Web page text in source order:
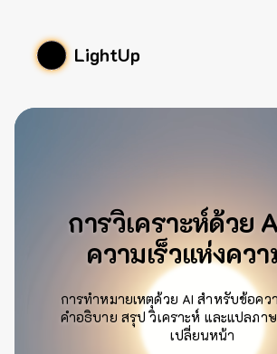
LightUp
การวิเคราะห์ด้วย
ความเร็วแห่งคว
การทำหมายเหตุด้วย AI สำหรับข้อคว
คำอธิบาย สรุป วิเคราะห์ และแปลภา
เปลี่ยนหน้า